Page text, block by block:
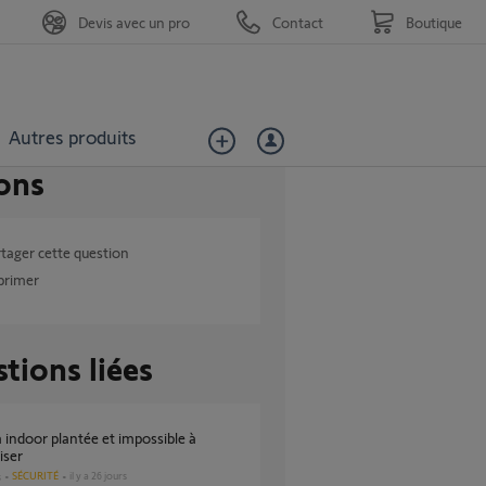
Autres produits
Devis avec un pro Contact Boutique
cette question
liées
SÉCURITÉ il y a 26 jours